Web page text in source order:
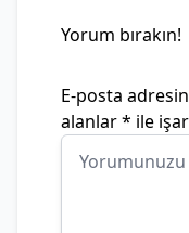
Yorum bırakın!
E-posta
alanlar* ile